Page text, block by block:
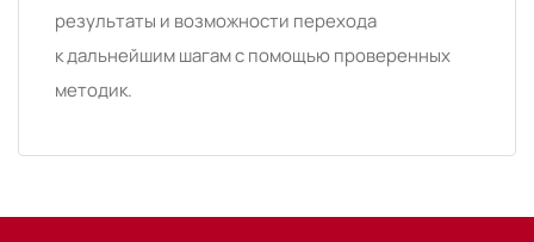
результаты и возможности перехода
к дальнейшим шагам с помощью проверенных
методик.